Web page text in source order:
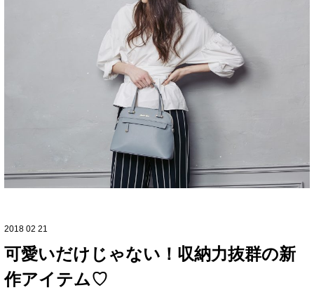
2018 02 21
可愛いだけじゃない！収納力抜群の新
作アイテム♡